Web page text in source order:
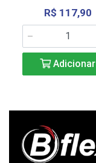
R$ 117,90
Adicionar